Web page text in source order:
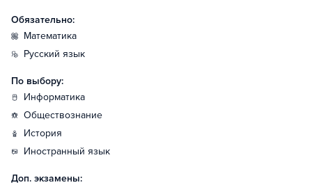
Обязательно:
математика
русский язык
По выбору:
информатика
обществознание
история
иностранный язык
Доп. экзамены: